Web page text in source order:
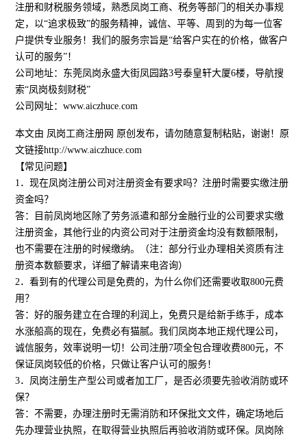
注册和财税服务领域，熟悉凤岗工商、税务等部门的相关办事规
定，以“追求极致”的服务精神，诚信、平等、周到的为每一位客
户提供专业服务！我们的服务宗旨是“给客户实在的价格，做客户
认可的服务”！
公司地址：东莞凤岗永盛大街凤园路3号泰皇轩大厦6楼，导航搜
索“凤岗极刻财税”
公司网址：www.aiczhuce.com
本文由 凤岗工商注册网 原创发布，请勿随意复制粘贴，谢谢！原
文链接http://www.aiczhuce.com
【常见问题】
1．现在凤岗注册公司对注册资金有要求吗？注册时需要实缴注册
资金吗？
答：目前凤岗地区除了劳务派遣和部分金融行业的公司要求实缴
注册资金，其他行业的内资公司对于注册资金均没有数额限制，
也不需要在注册的时候缴纳。（注：部分行业办理相关资质有注
册资本数额要求，详细了解请来电咨询）
2．看到有的代理公司是免费的，为什么你们还需要收取800元费
用？
答：好的服务建立在合理的利润上，免费只是给新手练手，成本
水涨船高的现在，免费必有猫腻。我们凤岗本地正规代理公司，
诚信服务，效率说明一切！公司注册7项全包合理收费800元，不
保证凤岗较低的价格，只做让客户认可的服务！
3．凤岗注册生产型公司或者加工厂，是否必须要先验收消防或环
保？
答：不需要，办理注册时无需消防和环保批文文件，确定场地后
先办理营业执照，在取得营业执照后再验收消防或环保。凤岗除